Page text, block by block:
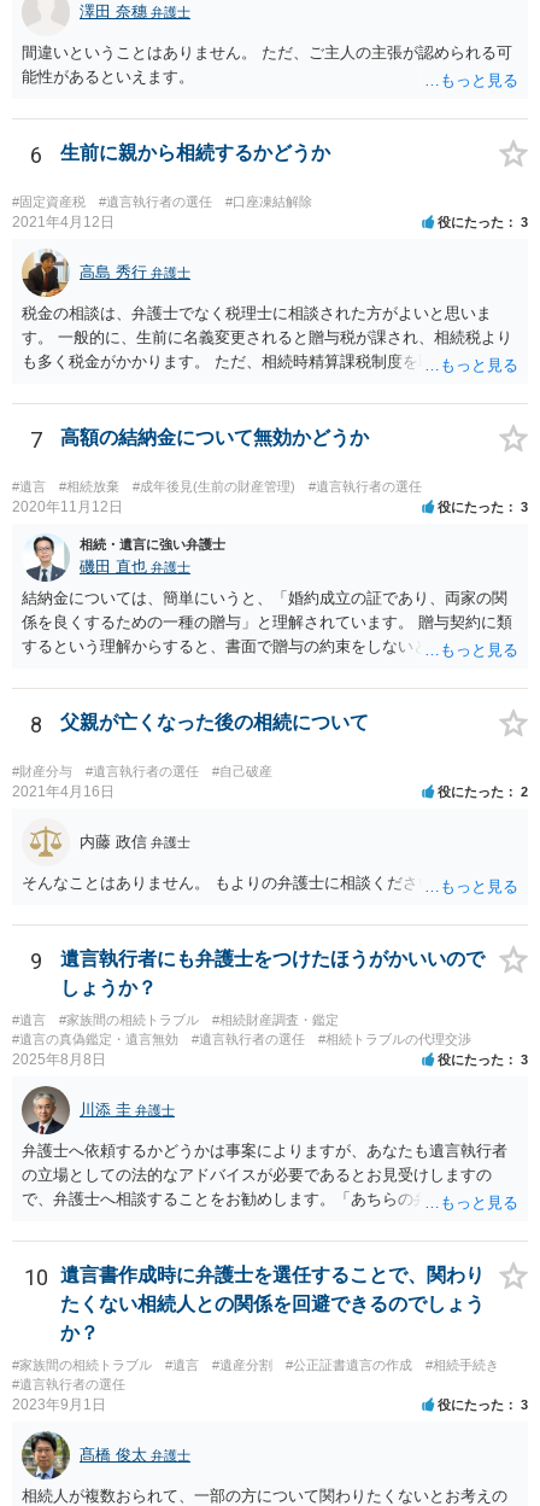
澤田 奈穗 弁護士
間違いということはありません。 ただ、ご主人の主張が認められる可
能性があるといえます。
6 生前に親から相続するかどうか
#固定資産税 #遺言執行者の選任 #口座凍結解除
2021年4月12日 役にたった 3
高島 秀行 弁護士
税金の相談は、弁護士でなく税理士に相談された方がよいと思いま
す。 一般的に、生前に名義変更されると贈与税が課され、相続税より
も多く税金がかかります。 ただ、相続時精算課税制度を取れば、実質
ういう場合にどれくらい税金がかかるか計算してもらって どういう方
針を取るか決められたらよいと思います。
7 高額の結納金について無効かどうか
#遺言 #相続放棄 #成年後見(生前の財産管理) #遺言執行者の選任
2020年11月12日 役にたった 3
相続・遺言に強い弁護士
磯田 直也 弁護士
結納金については、簡単にいうと、「婚約成立の証であり、両家の関
係を良くするための一種の贈与」と理解されています。 贈与契約に類
するという理解からすると、書面で贈与の約束をしないと相手方は支
ことは困難です。 くれぐれも今後お気をつけください。 弁護士に対応
を依頼されるのも悪くはありませんが、感情的な理由が強いと思いま
8 父親が亡くなった後の相続について
#財産分与 #遺言執行者の選任 #自己破産
2021年4月16日 役にたった 2
内藤 政信 弁護士
そんなことはありません。 もよりの弁護士に相談ください。
9
遺言執行者にも弁護士をつけたほうがかいいので
しょうか？
#遺言 #家族間の相続トラブル
#相続財産調査・鑑定
#遺言の真偽鑑定・遺言無効
#遺言執行者の選任 #相続トラブルの代理交渉
2025年8月8日 役にたった 3
川添 圭 弁護士
弁護士へ依頼するかどうかは事案によりますが、あなたも遺言執行者
の立場としての法的なアドバイスが必要であるとお見受けしますの
で、弁護士へ相談することをお勧めします。「あちらの弁護士」（元
誘導しかしてこないと思います。
10
遺言書作成時に弁護士を選任することで、関わり
たくない相続人との関係を回避できるのでしょう
か？
#家族間の相続トラブル #遺言 #遺産分割 #公正証書遺言の作成
#相続手続き
#遺言執行者の選任
2023年9月1日 役にたった 3
髙橋 俊太 弁護士
相続人が複数おられて、一部の方について関わりたくないとお考えの